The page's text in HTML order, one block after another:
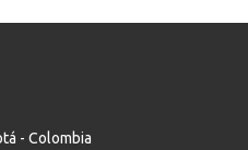
- Colombia